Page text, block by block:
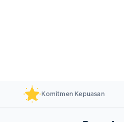
Komitmen Kepuasan